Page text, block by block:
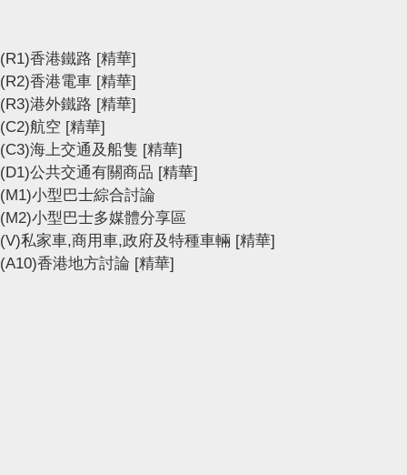
(R1)香港鐵路 [精華]
(R2)香港電車 [精華]
(R3)港外鐵路 [精華]
(C2)航空 [精華]
(C3)海上交通及船隻 [精華]
(D1)公共交通有關商品 [精華]
(M1)小型巴士綜合討論
(M2)小型巴士多媒體分享區
(V)私家車,商用車,政府及特種車輛 [精華]
(A10)香港地方討論 [精華]